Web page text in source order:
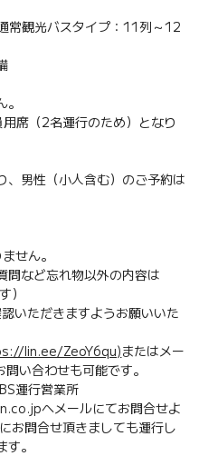
観光バスタイプ：11列～12
席（2名運行のため）となり
男性（小人含む）のご予約は
せん。
問など忘れ物以外の内容は
）
いただきますようお願いいた
lin.ee/ZeoY6qu)またはメー
い合わせも可能です。
運行営業所
へメールにてお問合せよ
お問合せ頂きましても運行し
。